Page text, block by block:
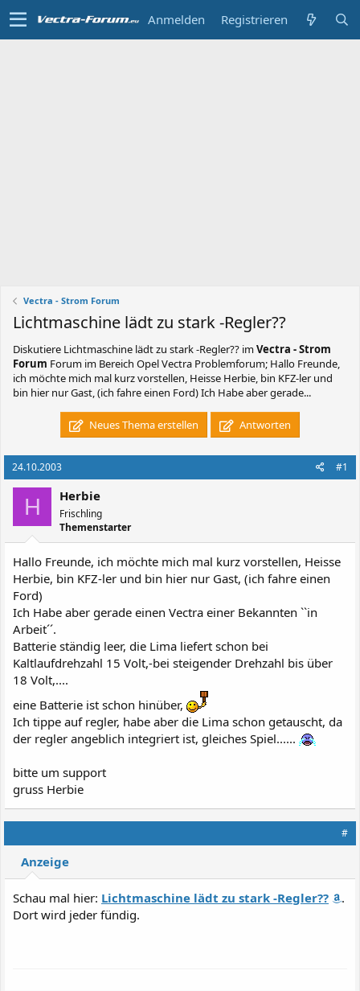
Anmelden Registrieren
Vectra - Strom Forum
Lichtmaschine lädt zu stark -Regler??
Diskutiere Lichtmaschine lädt zu stark -Regler?? imVectra - Strom
Forum Forum im Bereich Opel Vectra Problemforum; Hallo Freunde,
ich möchte mich mal kurz vorstellen, Heisse Herbie, bin KFZ-ler und
bin hier nur Gast, (ich fahre einen Ford) Ich Habe aber gerade...
Neues Thema erstellen Antworten
24.10.2003 #1
H Herbie
Frischling
Themenstarter
Hallo Freunde, ich möchte mich mal kurz vorstellen, Heisse
Herbie, bin KFZ-ler und bin hier nur Gast, (ich fahre einen
Ford)
Ich Habe aber gerade einen Vectra einer Bekannten ``in
Arbeit´´.
Batterie ständig leer, die Lima liefert schon bei
Kaltlaufdrehzahl 15 Volt,-bei steigender Drehzahl bis über
18 Volt,....
eine Batterie ist schon hinüber,
Ich tippe auf regler, habe aber die Lima schon getauscht, da
der regler angeblich integriert ist, gleiches Spiel......
bitte um support
gruss Herbie
#
Anzeige
Schau mal hier: Lichtmaschine lädt zu stark -Regler??
.
Dort wird jeder fündig.